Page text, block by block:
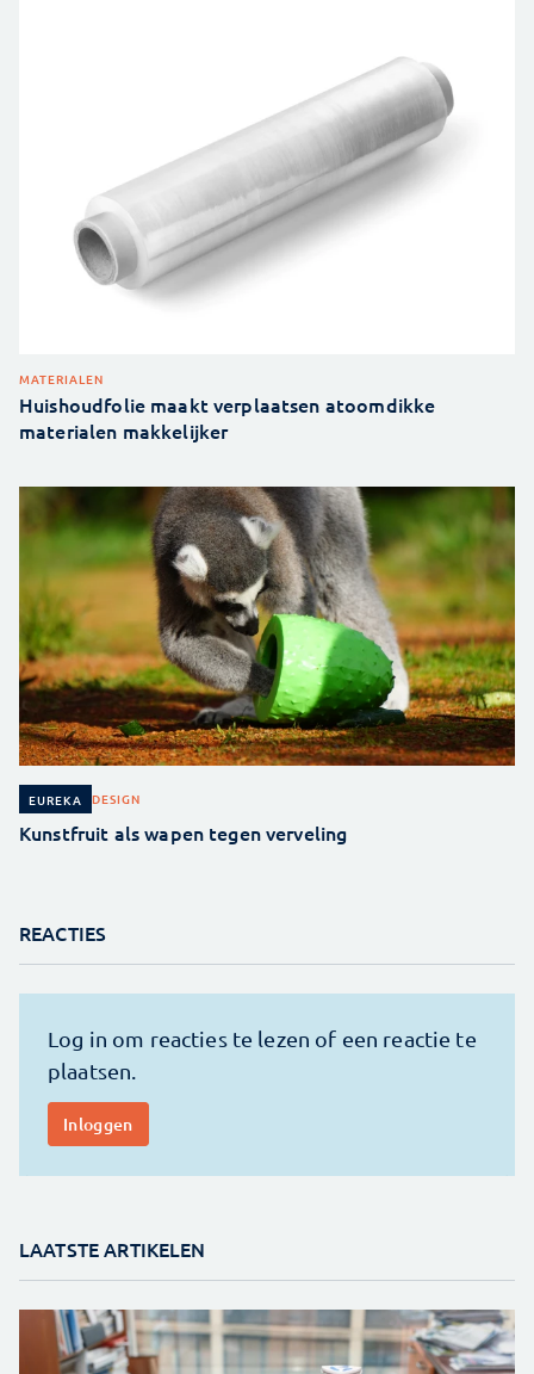
MATERIALEN
Huishoudfolie maakt verplaatsen atoomdikke
materialen makkelijker
EUREKA DESIGN
Kunstfruit als wapen tegen verveling
REACTIES
LAATSTE ARTIKELEN